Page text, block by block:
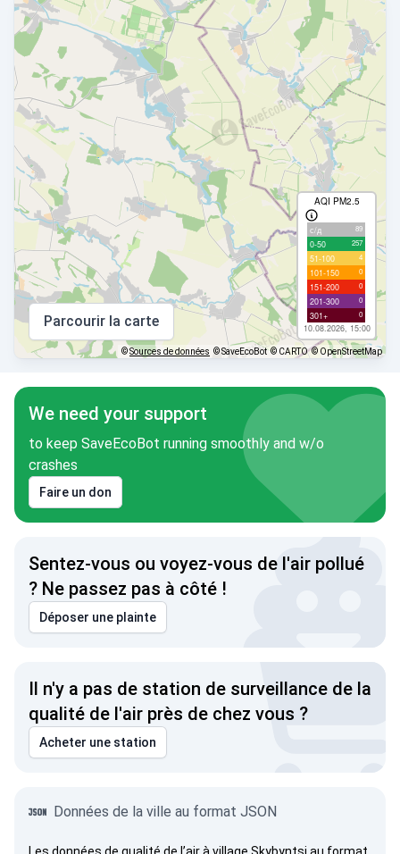
AQI PM2.5
с/д 89
0-50 257
51-100 4
101-150 0
151-200 0
201-300 0
301+ 0
10.08.2026, 15:00
Parcourir la carte
©Sources de données © SaveEcoBot © CARTO © OpenStreetMap
We need your support
to keep SaveEcoBot running smoothly and w/o
crashes
Faire un don
Sentez-vous ou voyez-vous de l'air pollué
? Ne passez pas à côté !
Déposer une plainte
Il n'y a pas de station de surveillance de la
qualité de l'air près de chez vous ?
Acheter une station
Données de la ville au format JSON